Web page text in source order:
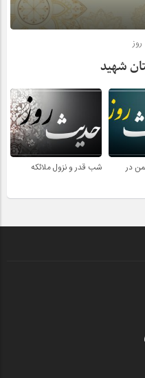
شهید
در
شب قدر و نزول ملائکه